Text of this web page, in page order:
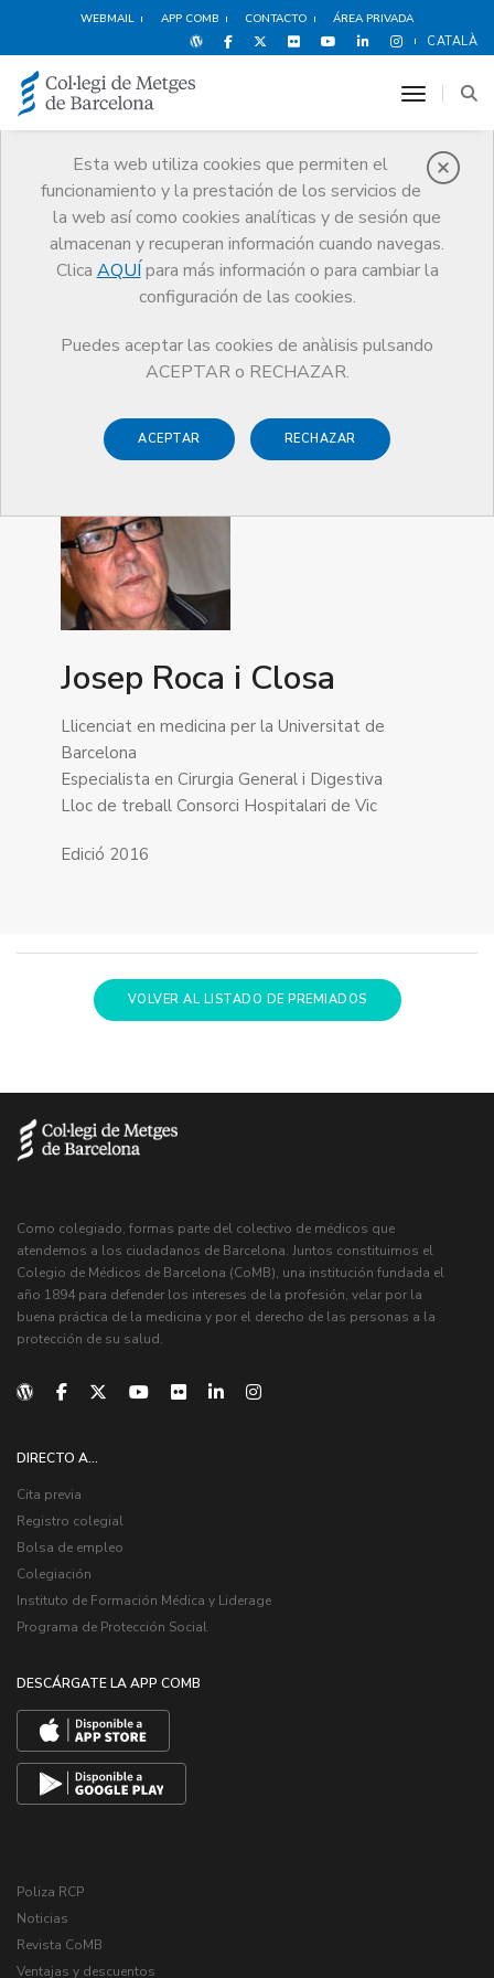
WEBMAIL APP COMB CONTACTO ÁREA PRIVADA
CATALÀ
Esta web utiliza cookies que permiten el
funcionamiento y la prestación de los servicios de
la web así como cookies analíticas y de sesión que
almacenan y recuperan información cuando navegas.
Clica AQUÍ para más información o para cambiar la
configuración de las cookies.
Puedes aceptar las cookies de anàlisis pulsando
ACEPTAR o RECHAZAR.
ACEPTAR RECHAZAR
toggle
Premios
El CoMB Guardonat Edició 2016
Guardonat Edició 2016
Josep Roca i Closa
Llicenciat en medicina per la Universitat de
Barcelona
Especialista en Cirurgia General i Digestiva
Lloc de treball Consorci Hospitalari de Vic
Edició 2016
VOLVER AL LISTADO DE PREMIADOS
Como colegiado, formas parte del colectivo de médicos que
atendemos a los ciudadanos de Barcelona. Juntos constituimos el
Colegio de Médicos de Barcelona (CoMB), una institución fundada el
año 1894 para defender los intereses de la profesión, velar por la
buena práctica de la medicina y por el derecho de las personas a la
protección de su salud.
DIRECTO A...
Cita previa
Registro colegial
Bolsa de empleo
Colegiación
Instituto de Formación Médica y Liderage
Programa de Protección Social
DESCÁRGATE LA APP COMB
Poliza RCP
Noticias
Revista CoMB
Ventajas y descuentos